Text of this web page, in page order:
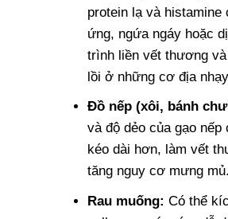
protein lạ và histamine
ứng, ngứa ngáy hoặc
trình liền vết thương
lồi ở những cơ địa
Đồ nếp (xôi, bánh
và độ dẻo của gạo
kéo dài hơn, làm vết
tăng nguy cơ mưng mủ.
Rau muống: Có thể